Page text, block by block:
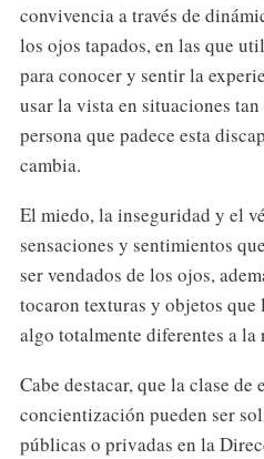
convivencia a través de
los ojos tapados, en las que
para conocer y sentir la
usar la vista en situaciones
persona que padece esta
cambia.
El miedo, la inseguridad y el
sensaciones y sentimientos
ser vendados de los ojos,
tocaron texturas y objetos
algo totalmente diferentes a la
Cabe destacar, que la clase de
concientización pueden ser
públicas o privadas en la